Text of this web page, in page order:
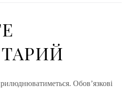
Обов’язкові